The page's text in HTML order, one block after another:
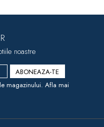
noastre
magazinului. Afla mai